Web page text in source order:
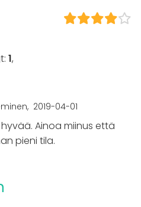
1,
2019-04-01
Ainoa miinus että
pieni tila.